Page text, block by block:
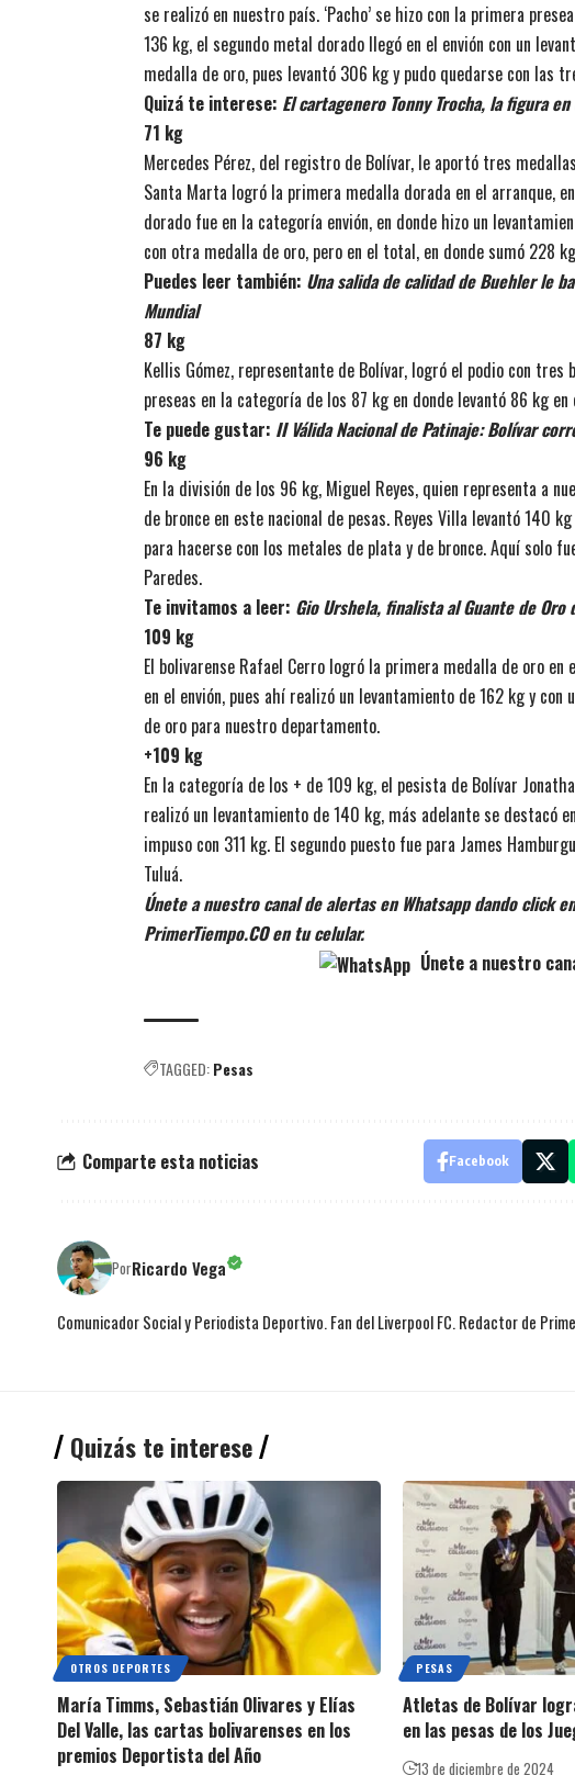
se realizó en nuestro país. ‘Pacho’ se hizo con la primera
136 kg, el segundo metal dorado llegó en el envión con un
medalla de oro, pues levantó 306 kg y pudo quedarse con las
Quizá te interese: El cartagenero Tonny Trocha, la figura
71 kg
Mercedes Pérez, del registro de Bolívar, le aportó tres
Santa Marta logró la primera medalla dorada en el arranque,
dorado fue en la categoría envión, en donde hizo un
con otra medalla de oro, pero en el total, en donde sumó 228
Puedes leer también: Una salida de calidad de Buehler le
Mundial
87 kg
Kellis Gómez, representante de Bolívar, logró el podio con tres
preseas en la categoría de los 87 kg en donde levantó 86 kg
Te puede gustar: II Válida Nacional de Patinaje: Bolívar
96 kg
En la división de los 96 kg, Miguel Reyes, quien representa a
de bronce en este nacional de pesas. Reyes Villa levantó 140
para hacerse con los metales de plata y de bronce. Aquí solo
Paredes.
Te invitamos a leer: Gio Urshela, finalista al Guante de Oro
109 kg
El bolivarense Rafael Cerro logró la primera medalla de oro
en el envión, pues ahí realizó un levantamiento de 162 kg y
de oro para nuestro departamento.
+109 kg
En la categoría de los + de 109 kg, el pesista de Bolívar
realizó un levantamiento de 140 kg, más adelante se destacó
impuso con 311 kg. El segundo puesto fue para James
Tuluá.
Únete a nuestro canal de alertas en Whatsapp dando click
PrimerTiempo.CO en tu celular.
Únete a nuestro
TAGGED:Pesas
Comparte esta noticias Facebook
PorRicardo Vega
Comunicador Social y Periodista Deportivo. Fan del Liverpool FC. Redactor de
Quizás te interese
OTROS DEPORTES
María Timms, Sebastián Olivares y Elías
Del Valle, las cartas bolivarenses en los
premios Deportista del Año
PESAS
Atletas de Bolívar
en las pesas de los
13 de diciembre de 2024